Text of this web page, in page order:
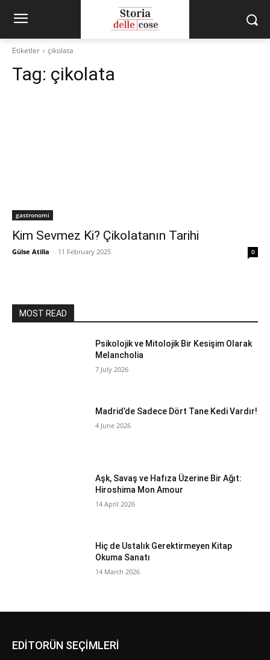
Etiketler çikolata
Tag: çikolata
gastronomi
Kim Sevmez Ki? Çikolatanın Tarihi
Gülse Atilla - 11 February 2025 0
MOST READ
Psikolojik ve Mitolojik Bir Kesişim Olarak
Melancholia
7 July 2026
Madrid’de Sadece Dört Tane Kedi Vardır!
4 June 2026
Aşk, Savaş ve Hafıza Üzerine Bir Ağıt:
Hiroshima Mon Amour
14 April 2026
Hiç de Ustalık Gerektirmeyen Kitap
Okuma Sanatı
14 March 2026
EDİTORÜN SEÇİMLERİ